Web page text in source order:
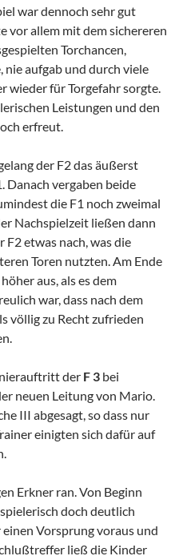
war dennoch sehr gut
vor allem mit dem sichereren
Torchancen,
aufgab und durch viele
wieder für Torgefahr sorgte.
Leistungen und den
erfreut.
der F2 das äußerst
Danach vergaben beide
die F1 noch zweimal
Nachspielzeit ließen dann
etwas nach, was die
Toren nutzten. Am Ende
aus, als es dem
war, dass nach dem
völlig zu Recht zufrieden
der F 3 bei
neuen Leitung von Mario.
III abgesagt, so dass nur
einigten sich dafür auf
Erkner ran. Von Beginn
doch deutlich
Vorsprung voraus und
ließ die Kinder